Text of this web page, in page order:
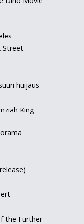
Street
huijaus
King
the Further